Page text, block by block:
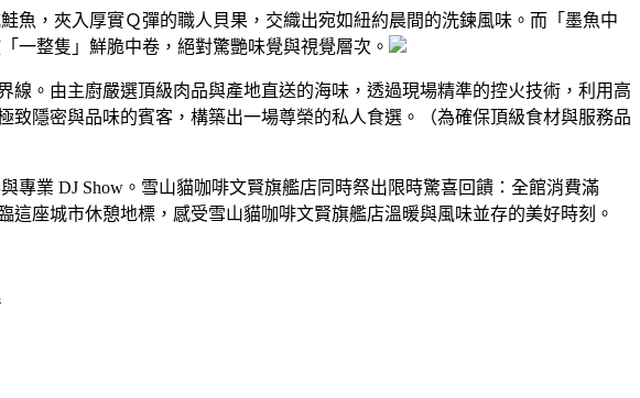
魚，夾入厚實Ｑ彈的職人貝果，交織出宛如紐約晨間的洗鍊風味。而「墨魚中
一整隻」鮮脆中卷，絕對驚艷味覺與視覺層次。
。由主廚嚴選頂級肉品與產地直送的海味，透過現場精準的控火技術，利用高
隱密與品味的賓客，構築出一場尊榮的私人食選。（為確保頂級食材與服務品
業 DJ Show。雪山貓咖啡文賢旗艦店同時祭出限時驚喜回饋：全館消費滿
這座城市休憩地標，感受雪山貓咖啡文賢旗艦店溫暖與風味並存的美好時刻。